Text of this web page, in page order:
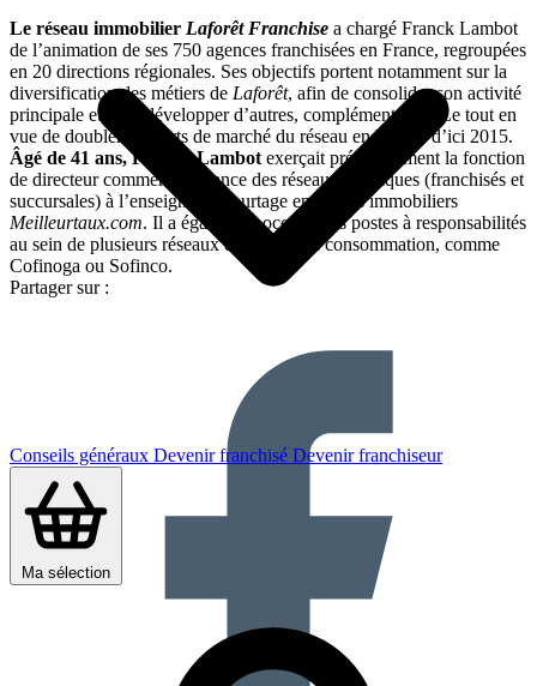
Conseils généraux Devenir franchisé Devenir franchiseur
Ma sélection
Le réseau immobilier Laforêt Franchise a chargé Franck Lambot
de l’animation de ses 750 agences franchisées en France, regroupées
en 20 directions régionales. Ses objectifs portent notamment sur la
diversification des métiers de Laforêt, afin de consolider son activité
principale et d’en développer d’autres, complémentaires. Le tout en
vue de doubler les parts de marché du réseau en France d’ici 2015.
Âgé de 41 ans, Franck Lambot exerçait précédemment la fonction
de directeur commercial France des réseaux physiques (franchisés et
succursales) à l’enseigne de courtage en crédits immobiliers
Meilleurtaux.com. Il a également occupé des postes à responsabilités
au sein de plusieurs réseaux de crédit à la consommation, comme
Cofinoga ou Sofinco.
Partager sur :